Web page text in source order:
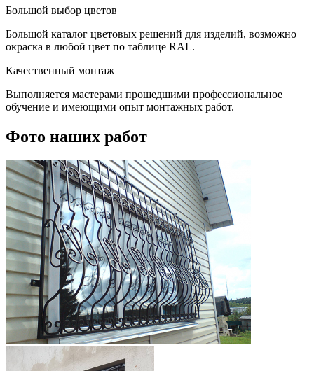
Большой выбор цветов
Большой каталог цветовых решений для изделий, возможно
окраска в любой цвет по таблице RAL.
Качественный монтаж
Выполняется мастерами прошедшими профессиональное
обучение и имеющими опыт монтажных работ.
Фото наших работ